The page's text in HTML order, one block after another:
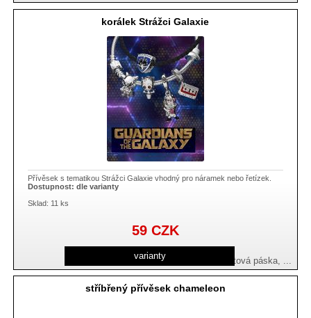
korálek Strážci Galaxie
Přívěsek s tematikou Strážci Galaxie vhodný pro náramek nebo řetízek.
Dostupnost:dle varianty
Sklad: 11 ks
varianty
emblem Rocket a Groot , Groot, kazetová páska, ...
59 CZK
stříbřený přívěsek chameleon